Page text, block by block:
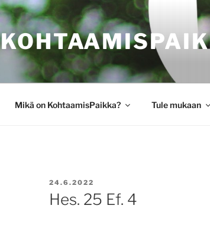
Mikä on KohtaamisPaikka? Tule mukaan
JULKAISTU
24.6.2022
Hes. 25 Ef. 4